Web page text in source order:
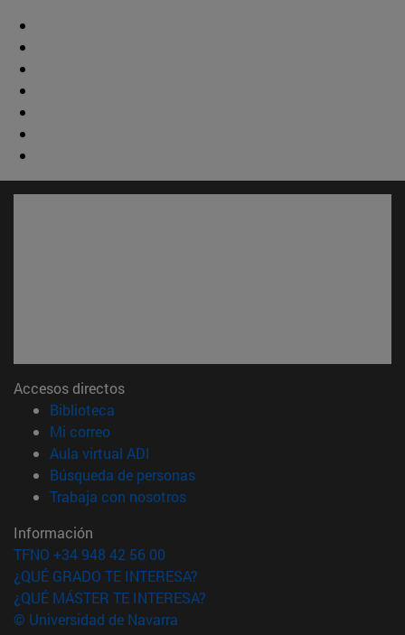
Accesos directos
Biblioteca
Mi correo(abre en nueva ventana)
Aula virtual ADI
Búsqueda de personas(abre en nueva ventana)
Trabaja con nosotros(abre en nueva ventana)
Información
TFNO +34 948 42 56 00
¿QUÉ GRADO TE INTERESA?
¿QUÉ MÁSTER TE INTERESA?
© Universidad de Navarra